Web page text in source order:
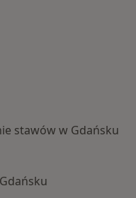
stawów w Gdańsku